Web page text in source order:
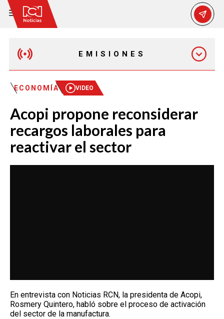
EMISIONES
MAÑANA EXPRESS
EMISIÓN 12:30 PM
EMISIÓN 7:00 PM
ECONOMÍA VIDEO
Acopi propone reconsiderar
recargos laborales para
reactivar el sector
En entrevista con Noticias RCN, la presidenta de Acopi,
Rosmery Quintero, habló sobre el proceso de activación
del sector de la manufactura.